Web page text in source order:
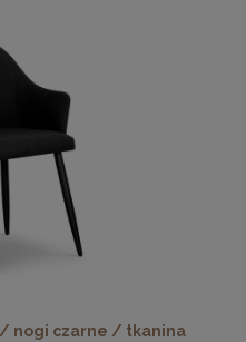
/ nogi czarne / tkanina